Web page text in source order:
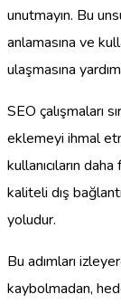
unutmayın. Bu
anlamasına ve
ulaşmasına
SEO çalışmaları
eklemeyi ihmal
kullanıcıların
kaliteli dış
yoludur.
Bu adımları
kaybolmadan,